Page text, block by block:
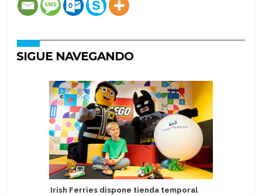
SIGUE NAVEGANDO
Irish Ferries dispone tienda temporal